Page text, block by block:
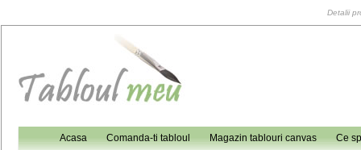
Detalii
Acasa Comanda-ti tabloul Magazin tablouri canvas Ce